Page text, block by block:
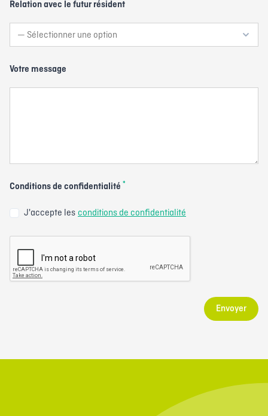
Relation avec le futur résident
Votre message
Conditions de confidentialité *
J'accepte les conditions de confidentialité
Envoyer